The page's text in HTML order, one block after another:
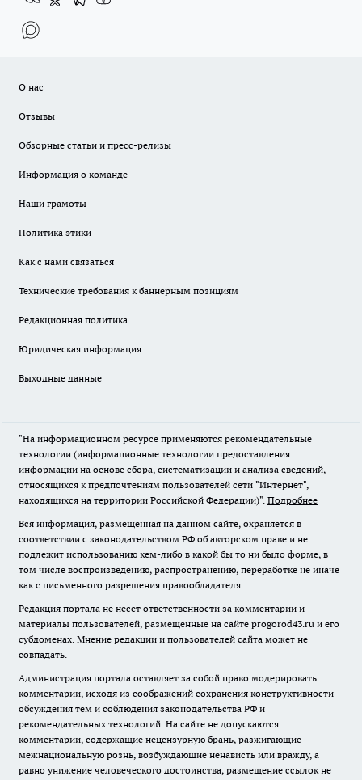
О нас
Отзывы
Обзорные статьи и пресс-релизы
Информация о команде
Наши грамоты
Политика этики
Как с нами связаться
Технические требования к баннерным позициям
Редакционная политика
Юридическая информация
Выходные данные
"На информационном ресурсе применяются рекомендательные
технологии (информационные технологии предоставления
информации на основе сбора, систематизации и анализа сведений,
относящихся к предпочтениям пользователей сети "Интернет",
находящихся на территории Российской Федерации)". Подробнее
Вся информация, размещенная на данном сайте, охраняется в
соответствии с законодательством РФ об авторском праве и не
подлежит использованию кем-либо в какой бы то ни было форме, в
том числе воспроизведению, распространению, переработке не иначе
как с письменного разрешения правообладателя.
Редакция портала не несет ответственности за комментарии и
материалы пользователей, размещенные на сайте progorod43.ru и его
субдоменах. Мнение редакции и пользователей сайта может не
совпадать.
Администрация портала оставляет за собой право модерировать
комментарии, исходя из соображений сохранения конструктивности
обсуждения тем и соблюдения законодательства РФ и
рекомендательных технологий. На сайте не допускаются
комментарии, содержащие нецензурную брань, разжигающие
межнациональную рознь, возбуждающие ненависть или вражду, а
равно унижение человеческого достоинства, размещение ссылок не